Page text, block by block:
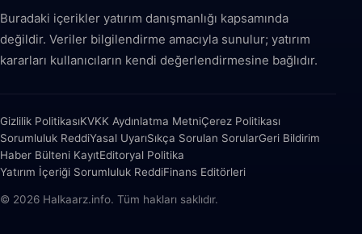
Buradaki içerikler yatırım danışmanlığı kapsamında
değildir. Veriler bilgilendirme amacıyla sunulur; yatırım
kararları kullanıcıların kendi değerlendirmesine bağlıdır.
Gizlilik PolitikasıKVKK Aydınlatma MetniÇerez Politikası
Sorumluluk ReddiYasal UyarıSıkça Sorulan SorularGeri Bildirim
Haber Bülteni KayıtEditoryal Politika
Yatırım İçeriği Sorumluluk ReddiFinans Editörleri
© 2026 Halkaarz.info. Tüm hakları saklıdır.